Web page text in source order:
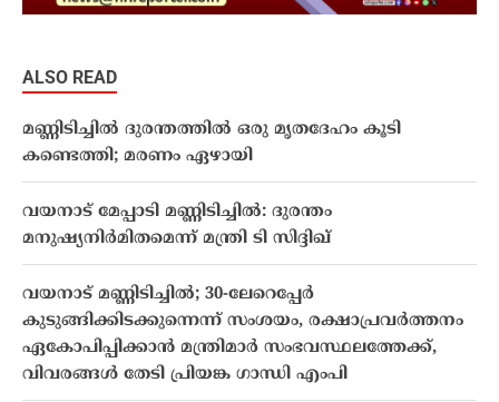
ALSO READ
മണ്ണിടിച്ചിൽ ദുരന്തത്തിൽ ഒരു മൃതദേഹം കൂടി
കണ്ടെത്തി; മരണം ഏഴായി
വയനാട് മേപ്പാടി മണ്ണിടിച്ചിൽ: ദുരന്തം
മനുഷ്യനിര്‍മിതമെന്ന് മന്ത്രി ടി സിദ്ദിഖ്
വയനാട് മണ്ണിടിച്ചിൽ; 30-ലേറെപ്പേർ
കുടുങ്ങിക്കിടക്കുന്നെന്ന് സംശയം, രക്ഷാപ്രവർത്തനം
ഏകോപിപ്പിക്കാൻ മന്ത്രിമാർ സംഭവസ്ഥലത്തേക്ക്,
വിവരങ്ങൾ തേടി പ്രിയങ്ക ഗാന്ധി എംപി